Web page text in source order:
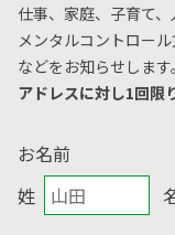
仕事、家庭、子育て
メンタルコントロール
などをお知らせします。
アドレスに対し1回限
お名前
姓